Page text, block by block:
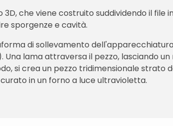
che viene costruito suddividendo il
sporgenze e cavità.
di sollevamento
lama attraversa il pezzo, lasciando
si crea un pezzo tridimensionale
in un forno a luce ultravioletta.